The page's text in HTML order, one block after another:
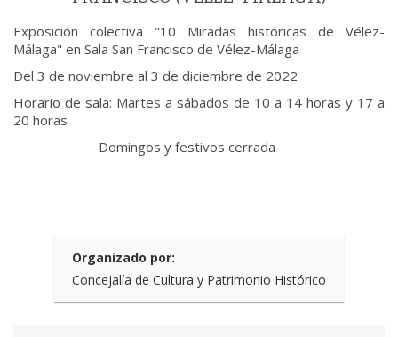
Exposición colectiva "10 Miradas históricas de Vélez-
Málaga" en Sala San Francisco de Vélez-Málaga
Del 3 de noviembre al 3 de diciembre de 2022
Horario de sala: Martes a sábados de 10 a 14 horas y 17 a
20 horas
Domingos y festivos cerrada
Organizado por:
Concejalía de Cultura y Patrimonio Histórico